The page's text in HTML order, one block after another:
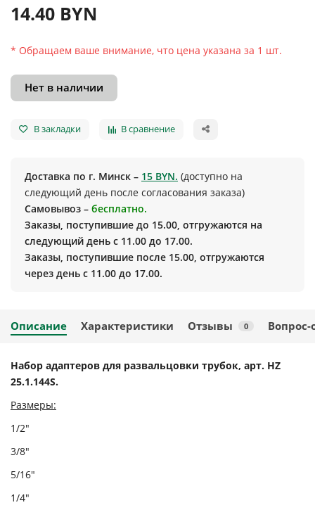
14.40 BYN
* Обращаем ваше внимание, что цена указана за 1 шт.
Нет в наличии
В закладки В сравнение
Доставка по г. Минск – 15 BYN. (доступно на
следующий день после согласования заказа)
Самовывоз – бесплатно.
Заказы, поступившие до 15.00, отгружаются на
следующий день с 11.00 до 17.00.
Заказы, поступившие после 15.00, отгружаются
через день с 11.00 до 17.00.
Описание Характеристики Отзывы 0 Вопрос-
Набор адаптеров для развальцовки трубок, арт. HZ
25.1.144S.
Размеры:
1/2"
3/8"
5/16"
1/4"